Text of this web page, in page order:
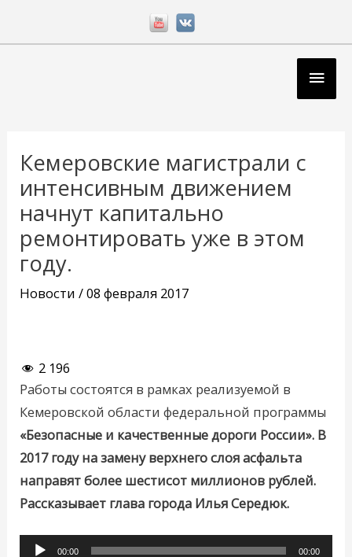
Кемеровские магистрали с
интенсивным движением
начнут капитально
ремонтировать уже в этом
году.
Новости /08 февраля 2017
2 196
Работы состоятся в рамках реализуемой в
Кемеровской области федеральной программы
«Безопасные и качественные дороги России». В
2017 году на замену верхнего слоя асфальта
направят более шестисот миллионов рублей.
Рассказывает глава города Илья Середюк.
Аудиоплеер
00:00 00:00
записям